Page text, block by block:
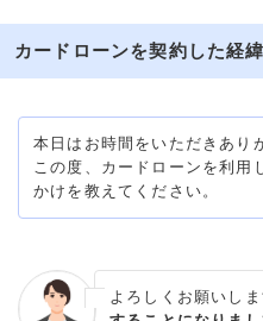
カードローンを契約した経
本日はお時間をいただきあり
この度、カードローンを利用
かけを教えてください。
よろしくお願いし